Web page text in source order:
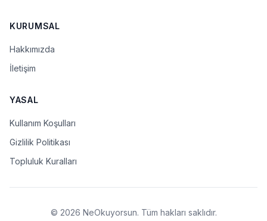
KURUMSAL
Hakkımızda
İletişim
YASAL
Kullanım Koşulları
Gizlilik Politikası
Topluluk Kuralları
© 2026 NeOkuyorsun. Tüm hakları saklıdır.